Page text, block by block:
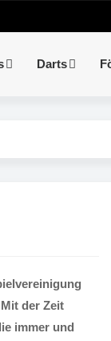
Darts
der Zeit
immer und